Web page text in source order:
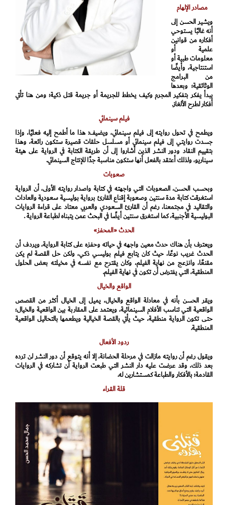
مصادر الإلهام
ويشير الحسن إلى
أنه غالبًا يستوحي
أفكاره من قوانين
علمية أو
معلومات طبية أو
استنتاجية، وأيضًا
من البرامج
الوثائقية؛ وبعدها
يبدأ يفكر بتفكير المجرم وكيف يخطط للجريمة أو جريمة قتل ذكية؛ ومن هنا تأتي
أفكار لطرح الألغاز.
فيلم سينمائي
ويطمح في تحول روايته إلى فيلم سينمائي، ويضيف: هذا ما أطمح إليه فعليًا، وإذا
جسدت روايتي إلى فيلم سينمائي أو مسلسل حلقات قصيرة ستكون رائعة، وهذا
بتقييم النقاد ودور النشر الذين أشاروا إلى أن طريقة الكتابة في الرواية على هيئة
سيناريو، ولذلك أعتقد بالفعل أنها ستكون مناسبة جدًا للإنتاج السينمائي.
صعوبات
وبحسب الحسن، الصعوبات التي واجهته في كتابة واصدار روايته الأولى، أن الرواية
استغرقت كتابة مدة سنتين وصعوبة إقناع القارئ برواية بوليسية سعودية والعادات
والتقاليد في مجتمعنا، رغم أن القارئ السعودي والعربي معتاد على قراءة الروايات
البوليسية الأجنبية، كما استغرق سنتين أيضًا في البحث عمن يتبناه لطباعة الرواية .
الحدث «المحفز»
ويعترف بأن هناك حدث معين واجهه في حياته وحفزه على كتابة الرواية، ويردف أن
الحدث غريب نوعًا، حيث كان يتابع فيلم بوليسي ذكي، ولكن حل القصة لم يكن
مقنعًا، وانزعج من نهاية الفيلم، وكان يقترح مع نفسه في مخيلته بعض الحلول
المنطقية، التي يفترض أن تكون في نهاية الفيلم.
الواقع والخيال
ويقر الحسن بأنه في معادلة الواقع والخيال، يميل إلى الخيال أكثر من القصص
الواقعية التي تناسب الأفلام السينمائية، ويعتمد على المقاربة بين الواقعية والخيال؛
حتى تكون الرواية منطقية، حيث يأتي بالقصة الخيالية ويطعمها بالتحاليل الواقعية
المنطقية.
ردود الأفعال
ويقول رغم أن روايته مازالت في مرحلة الحضانة، إلا أنه يتوقع أن دور النشر لن ترده
بعد ذلك، وقد عرضت عليه دار النشر التي طبعت الرواية أن تشاركه في الروايات
القادمة؛ بالأفكار والطباعة كمستشارين له.
قلة القراء